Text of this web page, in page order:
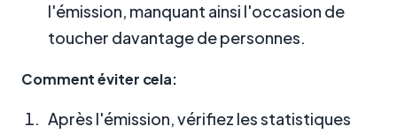
l'émission, manquant ainsi l'occasion de
toucher davantage de personnes.
Comment éviter cela:
Après l'émission, vérifiez les statistiques